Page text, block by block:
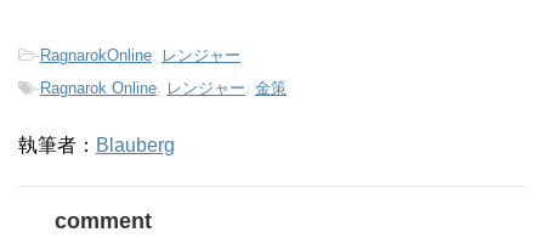
-RagnarokOnline
レンジャー
-Ragnarok Online レンジャー 金策
執筆者： Blauberg
comment